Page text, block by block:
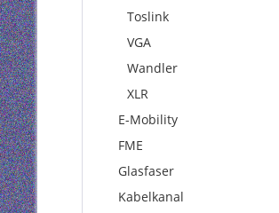
Toslink
VGA
Wandler
XLR
E-Mobility
FME
Glasfaser
Kabelkanal